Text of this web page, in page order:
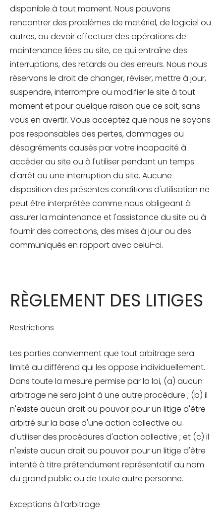
disponible à tout moment. Nous pouvons
rencontrer des problèmes de matériel, de logiciel ou
autres, ou devoir effectuer des opérations de
maintenance liées au site, ce qui entraîne des
interruptions, des retards ou des erreurs. Nous nous
réservons le droit de changer, réviser, mettre à jour,
suspendre, interrompre ou modifier le site à tout
moment et pour quelque raison que ce soit, sans
vous en avertir. Vous acceptez que nous ne soyons
pas responsables des pertes, dommages ou
désagréments causés par votre incapacité à
accéder au site ou à l'utiliser pendant un temps
d'arrêt ou une interruption du site. Aucune
disposition des présentes conditions d'utilisation ne
peut être interprétée comme nous obligeant à
assurer la maintenance et l'assistance du site ou à
fournir des corrections, des mises à jour ou des
communiqués en rapport avec celui-ci.
RÈGLEMENT DES LITIGES
Restrictions
Les parties conviennent que tout arbitrage sera
limité au différend qui les oppose individuellement.
Dans toute la mesure permise par la loi, (a) aucun
arbitrage ne sera joint à une autre procédure ; (b) il
n'existe aucun droit ou pouvoir pour un litige d'être
arbitré sur la base d'une action collective ou
d'utiliser des procédures d'action collective ; et (c) il
n'existe aucun droit ou pouvoir pour un litige d'être
intenté à titre prétendument représentatif au nom
du grand public ou de toute autre personne.
Exceptions à l’arbitrage